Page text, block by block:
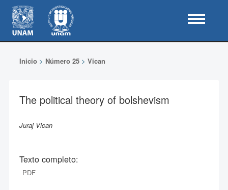
Inicio> Número 25> Vican
The political theory of bolshevism
Juraj Vican
Texto completo:
PDF